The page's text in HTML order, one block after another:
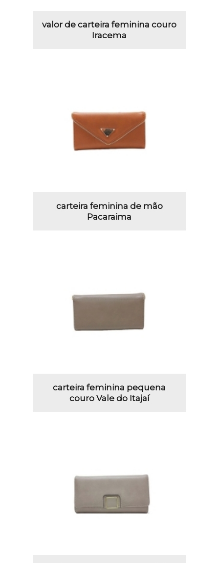
valor de carteira feminina couro
Iracema
carteira feminina de mão
Pacaraima
carteira feminina pequena
couro Vale do Itajaí